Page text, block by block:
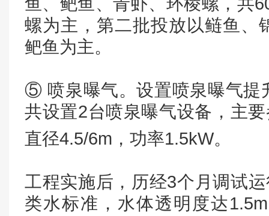
螺为主，第二批投放以鲢鱼、
鲃鱼为主。
⑤ 喷泉曝气。设置喷泉曝气提
共设置2台喷泉曝气设备，主
直径4.5/6m，功率1.5kW。
工程实施后，历经3个月调试
类水标准，水体透明度达